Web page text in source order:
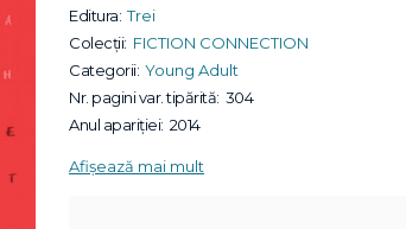
Editura: Trei
Colecții: FICTION CONNECTION
Categorii: Young Adult
Nr. pagini var. tipărită: 304
Anul apariției: 2014
Afișează mai mult